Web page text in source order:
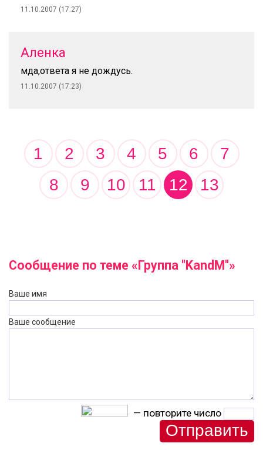
11.10.2007 (17:27)
Аленка
мда,ответа я не дождусь.
11.10.2007 (17:23)
1 2 3 4 5 6
7
8
9 10 11 12 13
Сообщение по теме «Группа "KandM"»
Ваше имя
Ваше сообщение
— повторите число